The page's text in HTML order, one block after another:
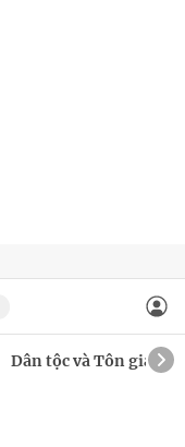
Dân tộc và Tôn giáo